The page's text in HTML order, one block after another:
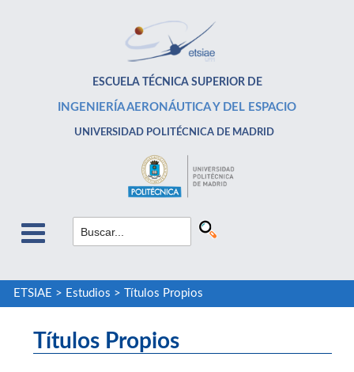
ESCUELA TÉCNICA SUPERIOR DE
INGENIERÍA AERONÁUTICA Y DEL ESPACIO
UNIVERSIDAD POLITÉCNICA DE MADRID
ETSIAE > Estudios > Títulos Propios
Títulos Propios